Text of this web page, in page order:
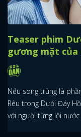
Teaser phim
gương mặt của
Nếu song trùng là
Rêu trong Dưới Đáy
với người từng lội nước